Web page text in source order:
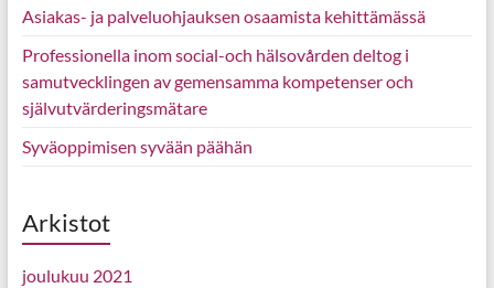
Asiakas- ja palveluohjauksen osaamista kehittämässä
Professionella inom social-och hälsovården deltog i
samutvecklingen av gemensamma kompetenser och
självutvärderingsmätare
Syväoppimisen syvään päähän
Arkistot
joulukuu 2021